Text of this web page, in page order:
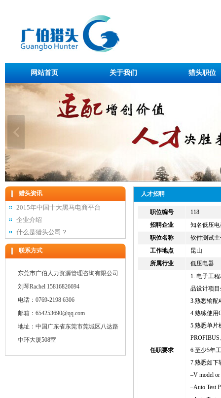
网站首页 关于我们 猎头职位
猎头资讯
2015年中国十大黑马电商平台
企业介绍
什么是猎头公司？
联系方式
东莞市广伯人力资源管理咨询有限公司
刘琴Rachel 15816826694
电话：0769-2198 6306
邮箱：654253690@qq.com
地址：中国广东省东莞市莞城区八达路
中环大厦508室
人才招聘
职位编号
118
招聘企业
知名低压
职位名称
软件测试
工作地点
昆山
所属行业
低压电器
任职要求
1. 电子工
品设计项
3.熟悉输配
4.熟练使用
5.熟悉单片
PROFIBUS
6.至少5年
7.熟悉如下
–V model
–Auto Test